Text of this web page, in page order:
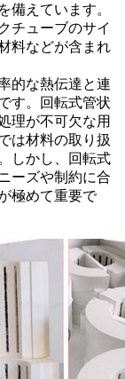
備えています。
チューブのサイ
料などが含まれ
的な熱伝達と連
す。回転式管状
理が不可欠な用
は材料の取り扱
しかし、回転式
ーズや制約に合
極めて重要で